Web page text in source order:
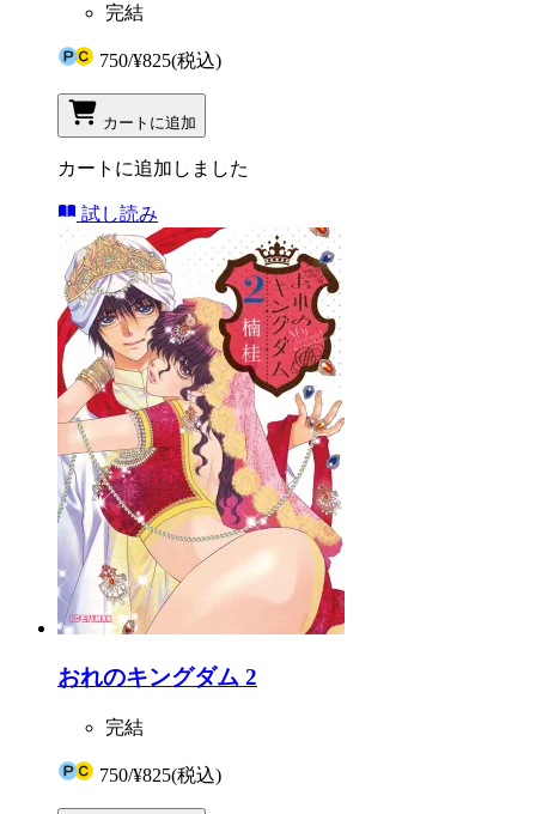
完結
750/¥825(税込)
カートに追加
カートに追加しました
試し読み
おれのキングダム 2
完結
750/¥825(税込)